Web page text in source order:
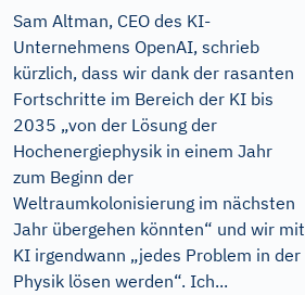
Sam Altman, CEO des KI-
Unternehmens OpenAI, schrieb
kürzlich, dass wir dank der rasanten
Fortschritte im Bereich der KI bis
2035 „von der Lösung der
Hochenergiephysik in einem Jahr
zum Beginn der
Weltraumkolonisierung im nächsten
Jahr übergehen könnten“ und wir mit
KI irgendwann „jedes Problem in der
Physik lösen werden“. Ich...